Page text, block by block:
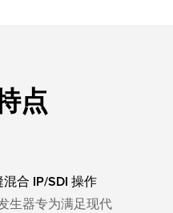
点
合 IP/SDI 操作
生器专为满足现代